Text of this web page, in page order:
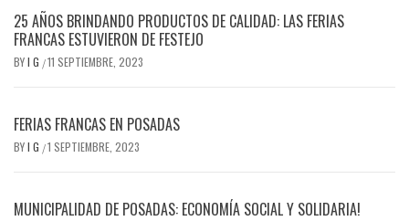
25 AÑOS BRINDANDO PRODUCTOS DE CALIDAD: LAS FERIAS
FRANCAS ESTUVIERON DE FESTEJO
BYI G /11 SEPTIEMBRE, 2023
FERIAS FRANCAS EN POSADAS
BYI G /1 SEPTIEMBRE, 2023
MUNICIPALIDAD DE POSADAS: ECONOMÍA SOCIAL Y SOLIDARIA!